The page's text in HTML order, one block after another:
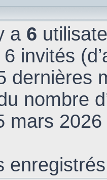
a 6
invités
dernières
nombre
mars 2026